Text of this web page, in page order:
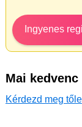
Ingyenes
Mai
Kérdezd meg tőle